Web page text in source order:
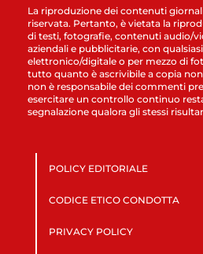
La riproduzione dei contenuti
riservata. Pertanto, è vietata la
di testi, fotografie, contenuti audio/
aziendali e pubblicitarie, con
elettronico/digitale o per mezzo di
tutto quanto è ascrivibile a copia
non è responsabile dei commenti
esercitare un controllo continuo
segnalazione qualora gli stessi
POLICY EDITORIALE
CODICE ETICO CONDOTTA
PRIVACY POLICY